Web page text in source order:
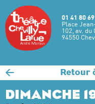
Aller au contenu
01 41 80
Place
102, av. du
94550
< Retour
DIMANCHE